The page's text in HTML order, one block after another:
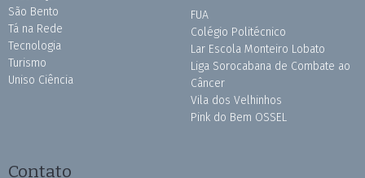
São Bento
Tá na Rede
Tecnologia
Turismo
Uniso Ciência
FUA
Colégio Politécnico
Lar Escola Monteiro Lobato
Liga Sorocabana de Combate ao
Câncer
Vila dos Velhinhos
Pink do Bem OSSEL
Contato